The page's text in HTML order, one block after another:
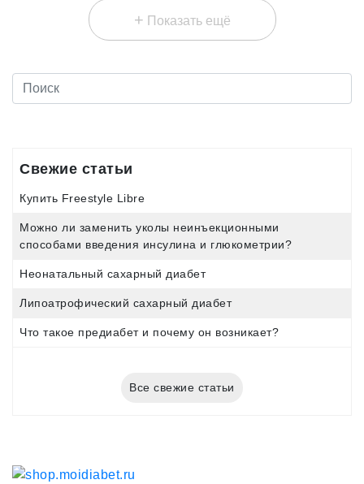
+ Показать ещё
Свежие статьи
Купить Freestyle Libre
Можно ли заменить уколы неинъекционными
способами введения инсулина и глюкометрии?
Неонатальный сахарный диабет
Липоатрофический сахарный диабет
Что такое предиабет и почему он возникает?
Все свежие статьи